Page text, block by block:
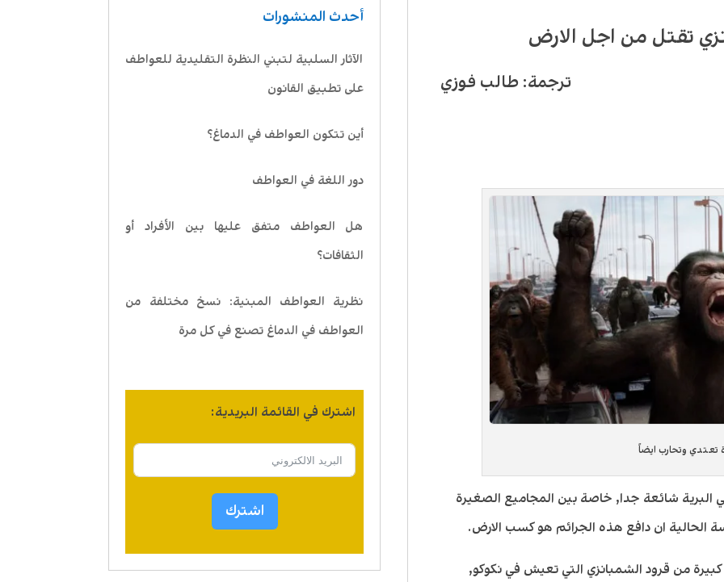
أحدث المنشورات
الآثار السلبية لتبني النظرة التقليدية للعواطف
على تطبيق القانون
أين تتكون العواطف في الدماغ؟
دور اللغة في العواطف
هل العواطف متفق عليها بين الأفراد أو
الثقافات؟
نظرية العواطف المبنية: نسخ مختلفة من
العواطف في الدماغ تصنع في كل مرة
اشترك في القائمة البريدية:
اشترك
تقتل من اجل الارض
ترجمة: طالب فوزي
تعتدي وتحارب ايضاً
شائعة جدا, خاصة بين المجاميع الصغيرة
الحالية ان دافع هذه الجرائم هو كسب الارض.
من قرود الشمبانزي التي تعيش في نكوكو,